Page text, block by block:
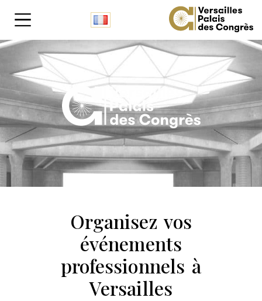
Organisez vos
événements
professionnels à
Versailles